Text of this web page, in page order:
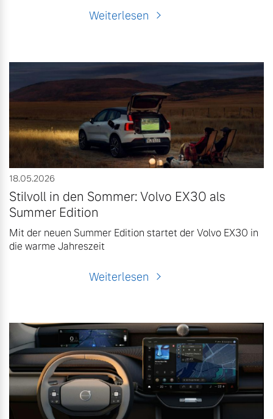
Weiterlesen
18.05.2026
Stilvoll in den Sommer: Volvo EX30 als
Summer Edition
Mit der neuen Summer Edition startet der Volvo EX30 in
die warme Jahreszeit
Weiterlesen